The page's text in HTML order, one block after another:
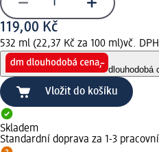
119,00 Kč
532 ml (22,37 Kč za 100 ml)vč.
dlouhodobá
Vložit do košíku
Skladem
Standardní doprava za 1-3